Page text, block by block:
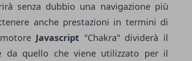
senza dubbio una navigazione più
anche prestazioni in termini di
Javascript "Chakra" dividerà il
da quello che viene utilizzato per il